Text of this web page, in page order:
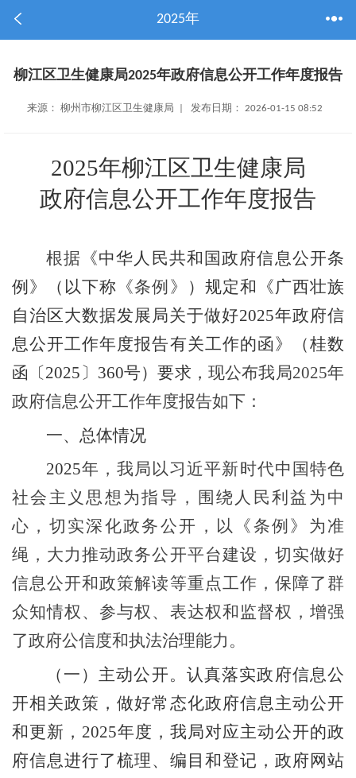
2025年
柳江区卫生健康局2025年政府信息公开工作年度报告
来源： 柳州市柳江区卫生健康局 | 发布日期： 2026-01-15 08:52
2025年柳江区卫生健康局
政府信息公开工作年度报告
根据 《中华人民共和国政府信息公开条
例》（以下称 《条例》
）规定和《广西壮族
自治区大数据发展局关于做好2025年政府信
息公开工作年度报告有关工作的函》（桂数
函〔2025 〕 360号）要求， 现公布我局2025年
政府信息公开工作年度报告如下：
一、 总体情况
2025年，我局以习近平新时代中国特色
社会主义思想为指导，围绕人民利益为中
心，切实深化政务公开，以《条例》为准
绳，大力推动政务公开平台建设，切实做好
信息公开和政策解读等重点工作，保障了群
众知情权、参与权、表达权和监督权，增强
了政府公信度和执法治理能力。
（一）主动公开。 认真落实政府信息公
开相关政策，做好常态化政府信息主动公开
和更新，2025年度， 我局对应主动公开的政
府信息进行了梳理、编目和登记，政府网站